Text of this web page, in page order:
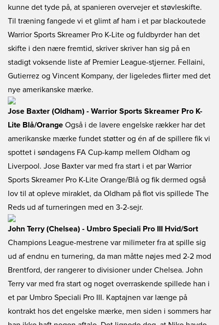
kunne det tyde på, at spanieren overvejer et støvleskifte.
Til træning fangede vi et glimt af ham i et par blackoutede
Warrior Sports Skreamer Pro K-Lite og fuldbyrder han det
skifte i den nære fremtid, skriver skriver han sig på en
stadigt voksende liste af Premier League-stjerner. Fellaini,
Gutierrez og Vincent Kompany, der ligeledes flirter med det
nye amerikanske mærke.
Jose Baxter (Oldham) - Warrior Sports Skreamer Pro K-
Lite Blå/Orange Også i de lavere engelske rækker har det
amerikanske mærke fundet støtter og én af de spillere fik vi
spottet i søndagens FA Cup-kamp mellem Oldham og
Liverpool. Jose Baxter var med fra start i et par Warrior
Sports Skreamer Pro K-Lite Orange/Blå og fik dermed også
lov til at opleve miraklet, da Oldham på flot vis spillede The
Reds ud af turneringen med en 3-2-sejr.
John Terry (Chelsea) - Umbro Speciali Pro III Hvid/Sort
Champions League-mestrene var milimeter fra at spille sig
ud af endnu en turnering, da man måtte nøjes med 2-2 mod
Brentford, der rangerer to divisioner under Chelsea. John
Terry var med fra start og noget overraskende spillede han i
et par Umbro Speciali Pro III. Kaptajnen var længe på
kontrakt hos det engelske mærke, men siden i sommers har